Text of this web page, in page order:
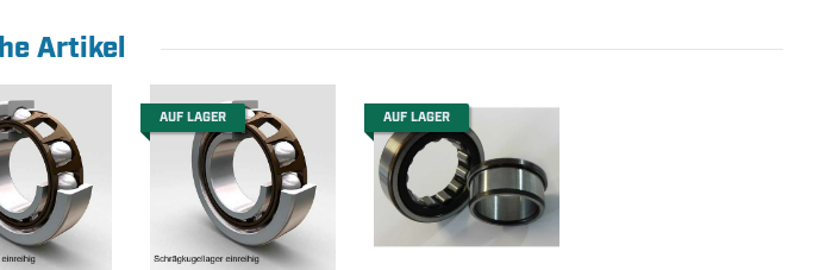
Artikel
AUF LAGER AUF LAGER